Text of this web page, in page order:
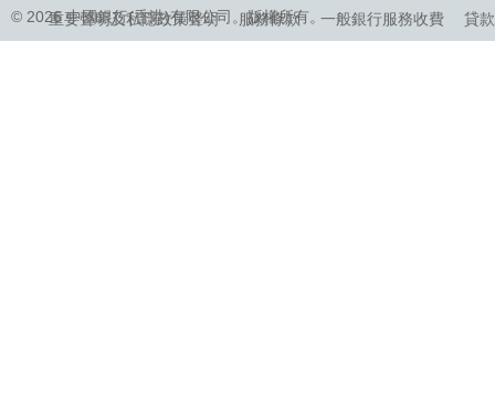
© 2026 中國銀行(香港)有限公司。版權所有。
重要聲明及私隱政策聲明 服務條款 一般銀行服務收費 貸